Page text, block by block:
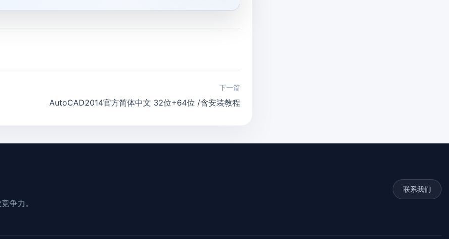
下一篇
AutoCAD2014官方简体中文 32位+64位 /含安装教程
争力。
联系我们